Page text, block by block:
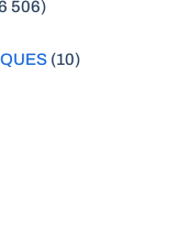
506)
(10)